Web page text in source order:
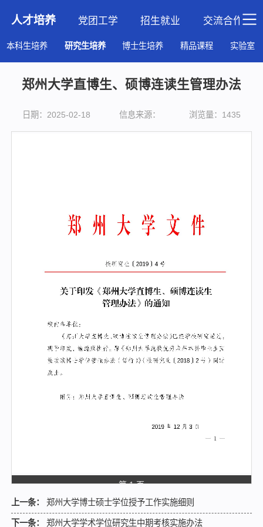
人才培养 党团工学 招生就业 交流合作
本科生培养 研究生培养 博士生培养 精品课程 实验室
郑州大学直博生、硕博连读生管理办法
日期：2025-02-18 信息来源： 浏览量： 1435
第 1 页
上一条：郑州大学博士硕士学位授予工作实施细则
下一条：郑州大学学术学位研究生中期考核实施办法